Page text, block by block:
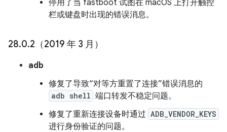
停用了当 fastboot 试图在 macOS 上打开触控
栏或键盘时出现的错误消息。
28.0.2（2019 年 3 月）
adb
修复了导致“对等方重置了连接”错误消息的
adb shell 端口转发不稳定问题。
修复了重新连接设备时通过 ADB_VENDOR_KEYS
进行身份验证的问题。